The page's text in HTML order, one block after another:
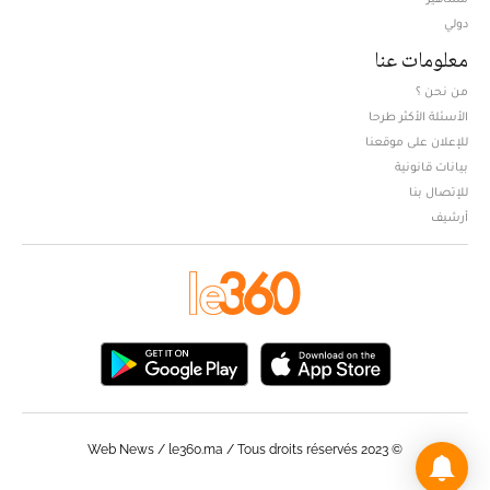
دولي
معلومات عنا
من نحن ؟
الأسئلة الأكثر طرحا
للإعلان على موقعنا
بيانات قانونية
للإتصال بنا
أرشيف
© Web News / le360.ma / Tous droits réservés 2023